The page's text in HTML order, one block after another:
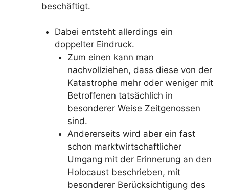
beschäftigt.
Dabei entsteht allerdings ein
doppelter Eindruck.
Zum einen kann man
nachvollziehen, dass diese von der
Katastrophe mehr oder weniger mit
Betroffenen tatsächlich in
besonderer Weise Zeitgenossen
sind.
Andererseits wird aber ein fast
schon marktwirtschaftlicher
Umgang mit der Erinnerung an den
Holocaust beschrieben, mit
besonderer Berücksichtigung des